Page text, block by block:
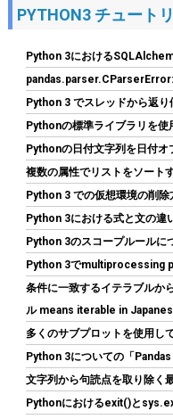
MSI MAG A650BNL PC電源
5年保証 PS1406
(542155) GBP
こちら)
【Amazon.co.jp 限定】
PYTHON3 チュート
Python 3における
Python 3 でスレッドから返り
Pythonの標準ライブラリを使
Pythonの日付文字列を日付オ
複数の属性でリストをソート
Python 3 での仮想環境の削除
Python 3における式と文の違
Python 3のスコープルールに
Python 3でmultiprocessing
条件に一致するイテラブルか
ル means iterable in
多くのサブプロットを使用し
Python 3についての「
文字列から句読点を取り除く
Pythonにおけるexit()と